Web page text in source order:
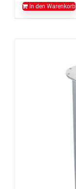
In den Warenkorb